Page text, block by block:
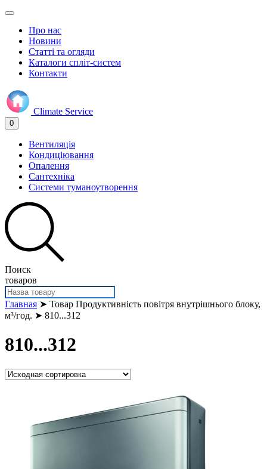
Про нас
Новини
Статті та огляди
Каталоги спліт-систем
Контакти
Climate Service
0
Вентиляція
Кондиціювання
Опалення
Сантехніка
Системи туманоутворення
Поиск
товаров
Главная ➤ Товар Продуктивність повітря внутрішнього блоку,
м³/год. ➤ 810...312
810...312